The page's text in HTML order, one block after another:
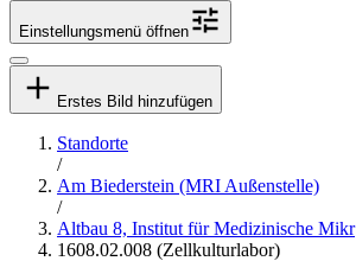
Einstellungsmenü öffnen
Erstes Bild hinzufügen
Standorte
/
Am Biederstein (MRI Außenstelle)
/
Altbau 8, Institut für Medizinische Mikr
1608.02.008 (Zellkulturlabor)